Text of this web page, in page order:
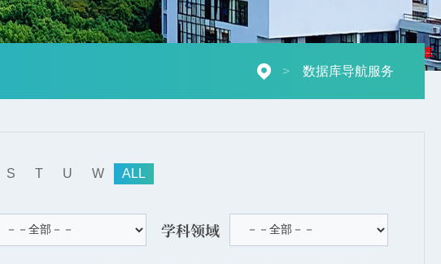
摄影：秋草
> 数据库导航服务
S T U W ALL
学科领域